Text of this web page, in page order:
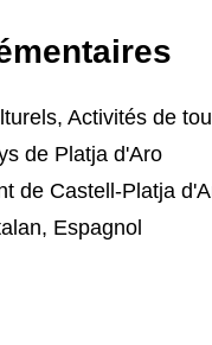
Activités de
de Platja d'Aro
de Castell-Platja
Espagnol